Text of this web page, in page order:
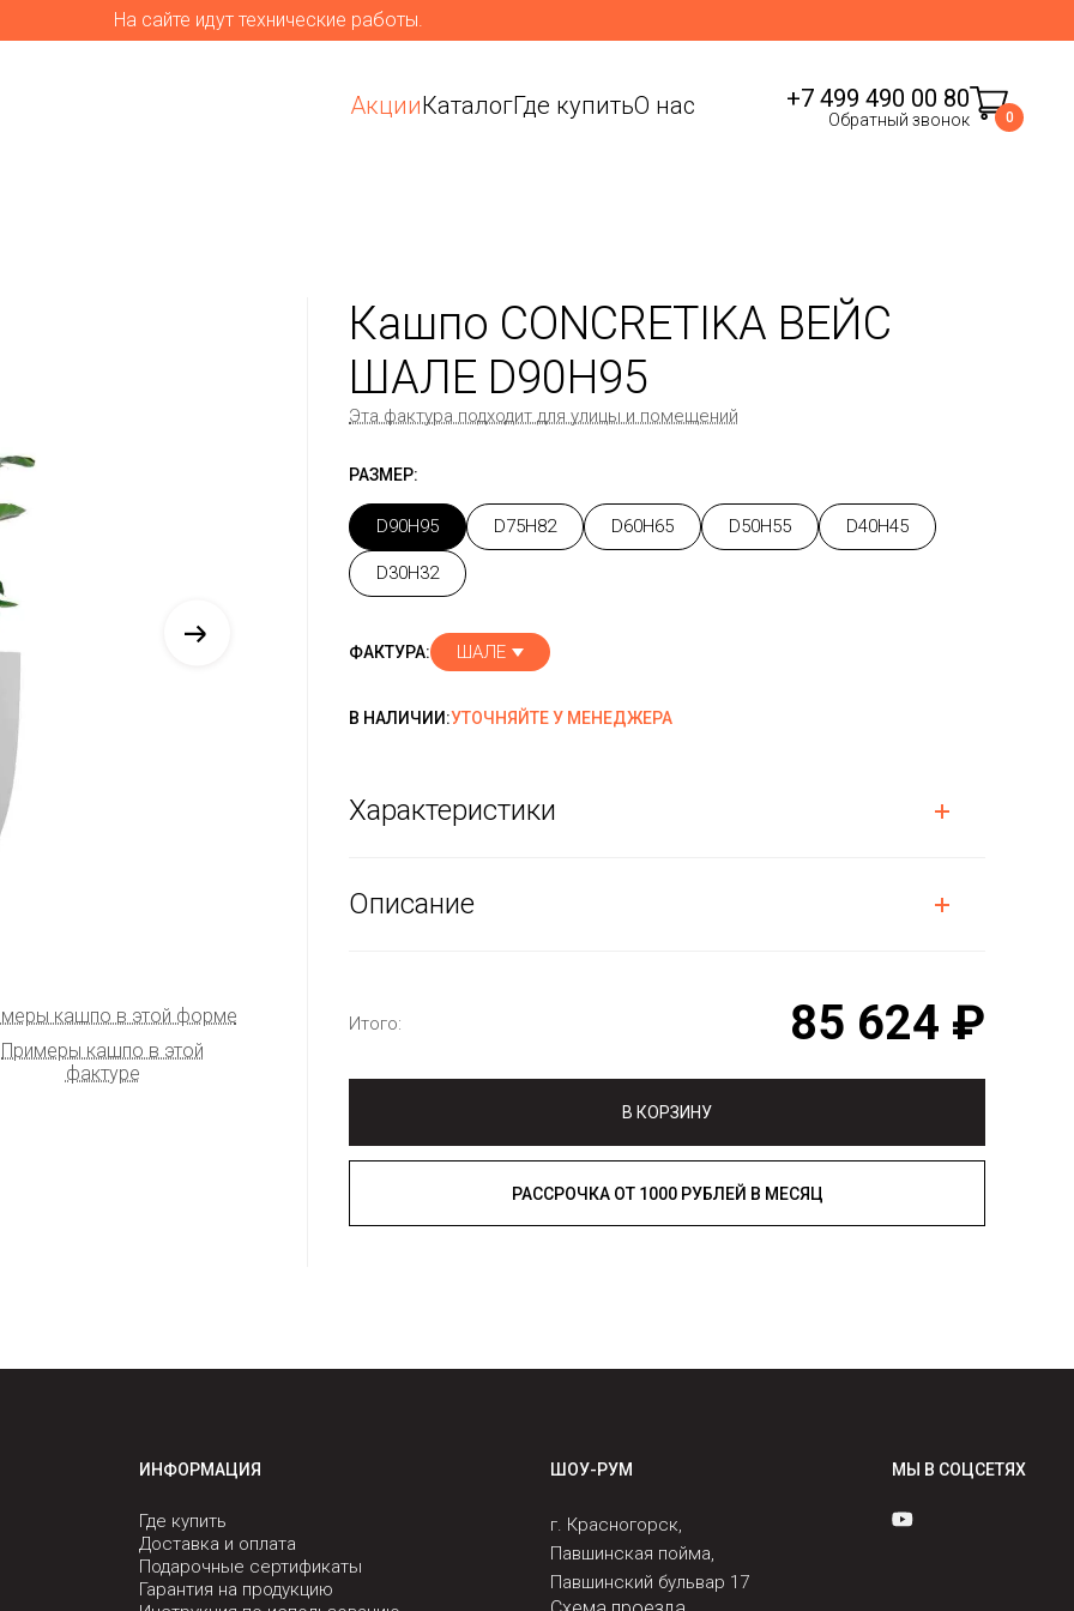
На сайте идут технические работы.
АкцииКаталогГде купитьО нас +7 499 490 00 80
Обратный звонок 0
кашпо в этой форме
Примеры кашпо в этой
фактуре
Кашпо CONCRETIKA ВЕЙС
ШАЛЕ D90H95
Эта фактура подходит для улицы и помещений
РАЗМЕР:
D90H95 D75H82 D60H65 D50H55 D40H45
D30H32
ФАКТУРА: ШАЛЕ
В НАЛИЧИИ:УТОЧНЯЙТЕ У МЕНЕДЖЕРА
Характеристики
Описание
Итого: 85 624 ₽
В КОРЗИНУ
РАССРОЧКА ОТ 1000 РУБЛЕЙ В МЕСЯЦ
ИНФОРМАЦИЯ
Где купить
Доставка и оплата
Подарочные сертификаты
Гарантия на продукцию
ШОУ-РУМ
г. Красногорск,
Павшинская пойма,
Павшинский бульвар 17
МЫ В СОЦСЕТЯХ